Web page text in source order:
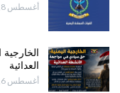
أغسطس 8, 2026
العدائية
أغسطس 6, 2026